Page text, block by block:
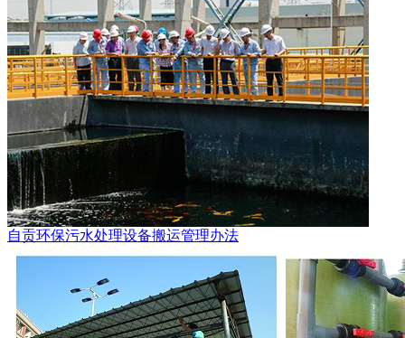
自贡环保污水处理设备搬运管理办法